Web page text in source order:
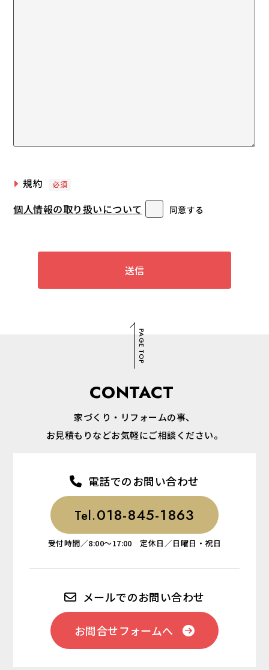
規約 必須
個人情報の取り扱いについて 同意する
PAGE TOP
CONTACT
家づくり・リフォームの事、
お見積もりなどお気軽にご相談ください。
電話でのお問い合わせ
Tel.018-845-1863
受付時間／8:00～17:00 定休日／日曜日・祝日
メールでのお問い合わせ
お問合せフォームへ